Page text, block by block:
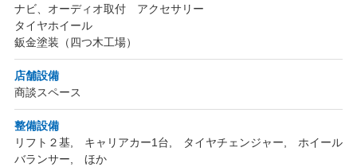
ナビ、オーディオ取付 アクセサリー
タイヤホイール
鈑金塗装（四つ木工場）
店舗設備
商談スペース
整備設備
リフト２基, キャリアカー1台, タイヤチェンジャー, ホイール
バランサー, ほか